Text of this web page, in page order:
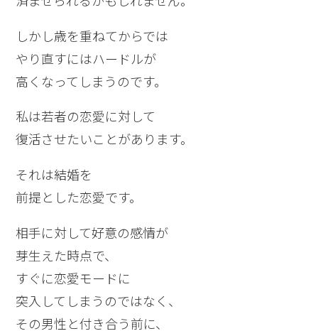
しかし歳を重ねてからでは
やり直すにはハードルが
高くなってしまうのです。
私は若者の恋愛に対して
復活させたいことがあります。
それは結婚を
前提とした恋愛です。
相手に対して好意の感情が
芽生えた時点で、
すぐに恋愛モードに
突入してしまうのではなく、
その男性と付き合う前に、